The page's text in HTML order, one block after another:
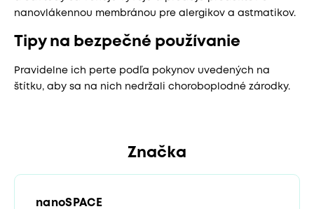
nanovlákennou membránou pre alergikov a astmatikov.
Tipy na bezpečné používanie
Pravidelne ich perte podľa pokynov uvedených na
štítku, aby sa na nich nedržali choroboplodné zárodky.
Značka
nanoSPACE